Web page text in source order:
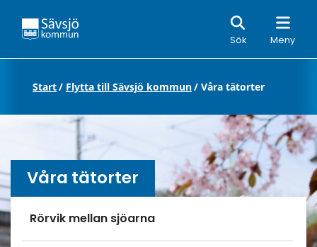
Sök Meny
Sök
Start/ Flytta till Sävsjö kommun/ Våra tätorter
Våra tätorter
Undersidor meny
Rörvik mellan sjöarna